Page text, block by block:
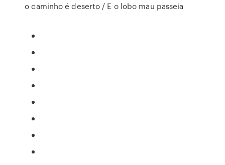
o caminho é deserto / E o lobo mau passeia